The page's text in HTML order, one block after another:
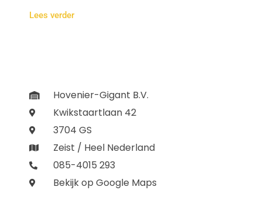
Lees verder
Hovenier-Gigant B.V.
Kwikstaartlaan 42
3704 GS
Zeist / Heel Nederland
085-4015 293
Bekijk op Google Maps